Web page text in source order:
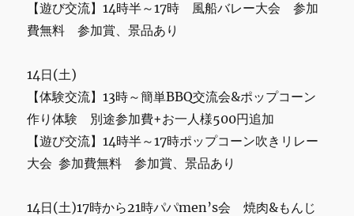
【遊び交流】14時半～17時 風船バレー大会 参加
費無料 参加賞、景品あり
14日(土)
【体験交流】13時～簡単BBQ交流会&ポップコーン
作り体験 別途参加費+お一人様500円追加
【遊び交流】14時半～17時ポップコーン吹きリレー
大会 参加費無料 参加賞、景品あり
14日(土)17時から21時パパmen’s会 焼肉&もんじ